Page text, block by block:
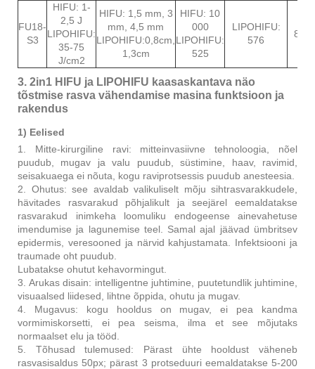
FU18-
S3
HIFU: 1-
2,5 J
LIPOHIFU:
35-75
J/cm2
HIFU: 1,5 mm, 3
mm, 4,5 mm
LIPOHIFU:0,8cm,
1,3cm
HIFU: 10
000
LIPOHIFU:
525
LIPOHIFU:
576
3. 2in1 HIFU ja LIPOHIFU kaasaskantava näo
tõstmise rasva vähendamise masina funktsioon ja
rakendus
1) Eelised
1. Mitte-kirurgiline ravi: mitteinvasiivne tehnoloogia, nõel
puudub, mugav ja valu puudub, süstimine, haav, ravimid,
seisakuaega ei nõuta, kogu raviprotsessis puudub anesteesia.
2. Ohutus: see avaldab valikuliselt mõju sihtrasvarakkudele,
hävitades rasvarakud põhjalikult ja seejärel eemaldatakse
rasvarakud inimkeha loomuliku endogeense ainevahetuse
imendumise ja lagunemise teel. Samal ajal jäävad ümbritsev
epidermis, veresooned ja närvid kahjustamata. Infektsiooni ja
traumade oht puudub.
Lubatakse ohutut kehavormingut.
3. Arukas disain: intelligentne juhtimine, puutetundlik juhtimine,
visuaalsed liidesed, lihtne õppida, ohutu ja mugav.
4. Mugavus: kogu hooldus on mugav, ei pea kandma
vormimiskorsetti, ei pea seisma, ilma et see mõjutaks
normaalset elu ja tööd.
5. Tõhusad tulemused: Pärast ühte hooldust väheneb
rasvasisaldus 50px; pärast 3 protseduuri eemaldatakse 5-200